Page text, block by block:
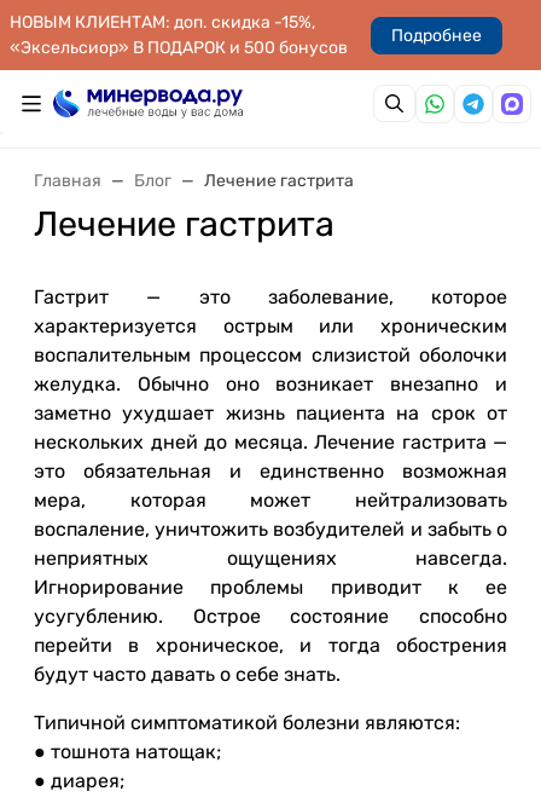
НОВЫМ КЛИЕНТАМ: доп. скидка -15%,
«Эксельсиор» В ПОДАРОК и 500 бонусов
Подробнее
Главная Блог Лечение гастрита
Лечение гастрита
Гастрит — это заболевание, которое
характеризуется острым или хроническим
воспалительным процессом слизистой оболочки
желудка. Обычно оно возникает внезапно и
заметно ухудшает жизнь пациента на срок от
нескольких дней до месяца. Лечение гастрита —
это обязательная и единственно возможная
мера, которая может нейтрализовать
воспаление, уничтожить возбудителей и забыть о
неприятных ощущениях навсегда.
Игнорирование проблемы приводит к ее
усугублению. Острое состояние способно
перейти в хроническое, и тогда обострения
будут часто давать о себе знать.
Типичной симптоматикой болезни являются:
● тошнота натощак;
● диарея;